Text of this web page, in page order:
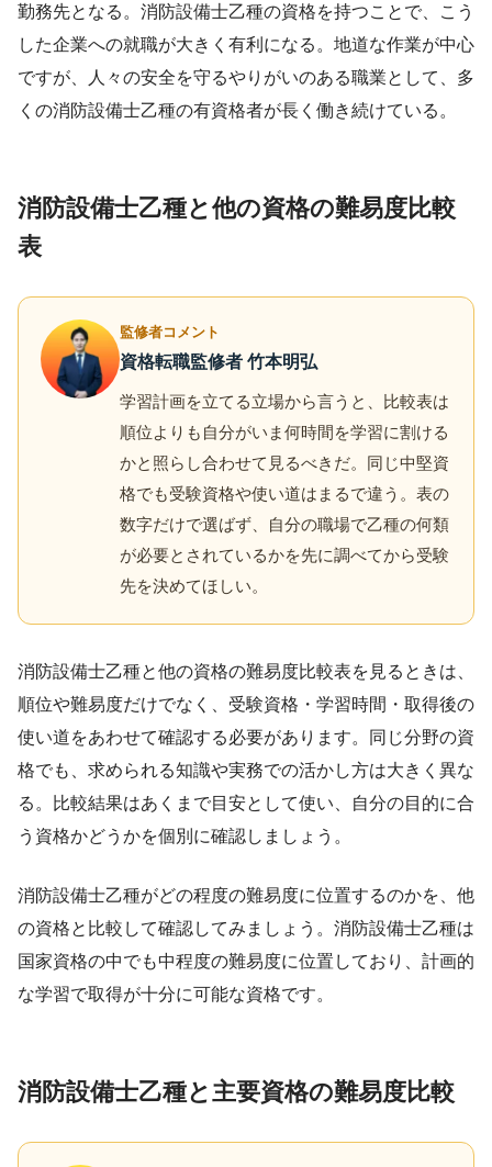
勤務先となる。消防設備士乙種の資格を持つことで、こう
した企業への就職が大きく有利になる。地道な作業が中心
ですが、人々の安全を守るやりがいのある職業として、多
くの消防設備士乙種の有資格者が長く働き続けている。
消防設備士乙種と他の資格の難易度比較
表
監修者コメント
資格転職監修者 竹本明弘
学習計画を立てる立場から言うと、比較表は
順位よりも自分がいま何時間を学習に割ける
かと照らし合わせて見るべきだ。同じ中堅資
格でも受験資格や使い道はまるで違う。表の
数字だけで選ばず、自分の職場で乙種の何類
が必要とされているかを先に調べてから受験
先を決めてほしい。
消防設備士乙種と他の資格の難易度比較表を見るときは、
順位や難易度だけでなく、受験資格・学習時間・取得後の
使い道をあわせて確認する必要があります。同じ分野の資
格でも、求められる知識や実務での活かし方は大きく異な
る。比較結果はあくまで目安として使い、自分の目的に合
う資格かどうかを個別に確認しましょう。
消防設備士乙種がどの程度の難易度に位置するのかを、他
の資格と比較して確認してみましょう。消防設備士乙種は
国家資格の中でも中程度の難易度に位置しており、計画的
な学習で取得が十分に可能な資格です。
消防設備士乙種と主要資格の難易度比較